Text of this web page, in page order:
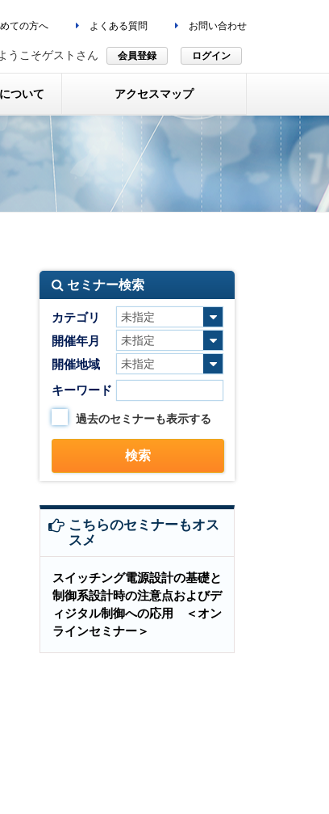
ての方へ よくある質問 お問い合わせ
うこそゲストさん 会員登録 ログイン
ついて アクセスマップ
セミナー検索
カテゴリ
開催年月
開催地域
キーワード
過去のセミナーも表示する
こちらのセミナーもオス
スメ
スイッチング電源設計の基礎と
制御系設計時の注意点およびデ
ィジタル制御への応用 ＜オン
ラインセミナー＞